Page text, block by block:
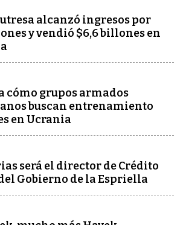
alcanzó ingresos por
y vendió $6,6 billones en
cómo grupos armados
buscan entrenamiento
en Ucrania
será el director de Crédito
Gobierno de la Espriella